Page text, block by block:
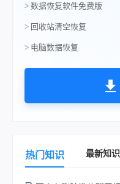
> 数据恢复软件免费版
> 回收站清空恢复
> 电脑数据恢复
热门知识 最新知识